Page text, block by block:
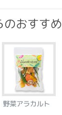
のおすすめ
野菜アラカルト